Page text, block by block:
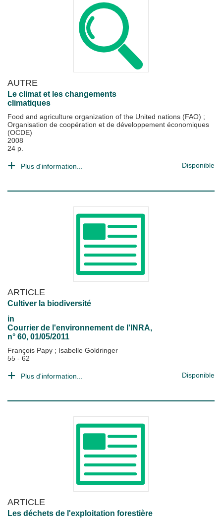
AUTRE
Le climat et les changements
climatiques
Food and agriculture organization of the United nations (FAO) ;
Organisation de coopération et de développement économiques
(OCDE)
2008
24 p.
Plus d'information... Disponible
ARTICLE
Cultiver la biodiversité
in
Courrier de l'environnement de l'INRA,
n° 60, 01/05/2011
François Papy ; Isabelle Goldringer
55 - 62
Plus d'information... Disponible
ARTICLE
Les déchets de l'exploitation forestière